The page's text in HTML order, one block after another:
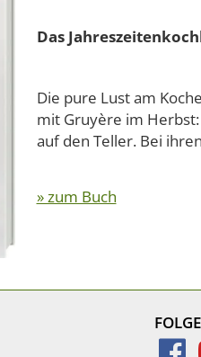
Das
Die pure Lust am
mit Gruyère im Herbst:
auf den Teller. Bei
» zum Buch